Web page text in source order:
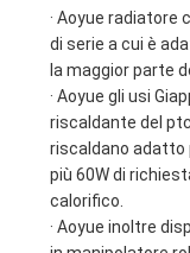
· Aoyue radiatore
di serie a cui è
la maggior parte
· Aoyue gli usi
riscaldante del
riscaldano adatto
più 60W di
calorifico.
· Aoyue inoltre